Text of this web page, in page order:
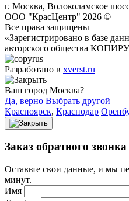
г. Москва, Волоколамское
ООО "КрасЦентр" 2026 ©
Все права защищены
«Зарегистрировано в базе
авторского общества
Разработано в xverst.ru
Ваш город Москва?
Да, верно Выбрать другой
Красноярск, Краснодар
Заказ обратного звонка
Оставьте свои данные, и мы
минут.
Имя